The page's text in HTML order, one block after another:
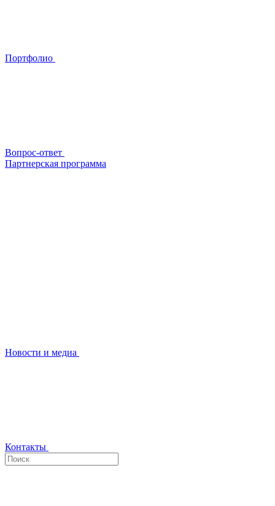
Портфолио
Вопрос-ответ
Партнерская программа
Новости и медиа
Контакты